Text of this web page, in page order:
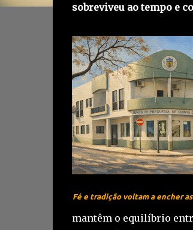
sobreviveu ao tempo e
Fé e tradição voltam a encher
mantêm o equilíbrio